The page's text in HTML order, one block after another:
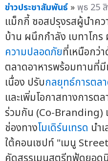
ข่าวประชาสัมพันธ์ »พุธ 25
แม็กกี้ ซอสปรุงรสผู้นำค
บ้าน ผนึกกำลัง เบทาโก
ความปลอดภัยที่เหนือกว่
ตลาดอาหารพร้อมทานที่
เนื่อง ปรับกลยุทธ์การตล
และเพิ่มโอกาสทางการต
ร่วมกัน (Co-Branding)
ช่องทางโมเดิร์นเทรด นำ
ใต้คอนเซปท์ "เมนู